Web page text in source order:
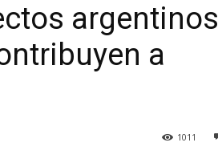
argentinos
a
1011